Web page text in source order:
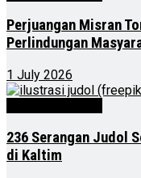
Perjuangan Misran
Perlindungan
1 July 2026
236 Serangan Judol
di Kaltim